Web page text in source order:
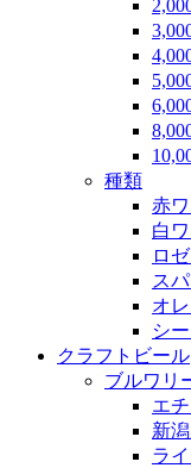
種類
赤
白
ロ
ス
オ
シ
クラフトビール
ブルワリ
エ
新
ラ